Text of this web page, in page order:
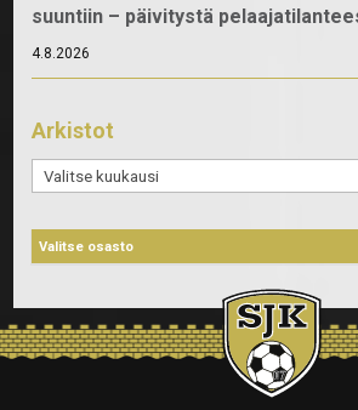
suuntiin – päivitystä
4.8.2026
Arkistot
Arkistot